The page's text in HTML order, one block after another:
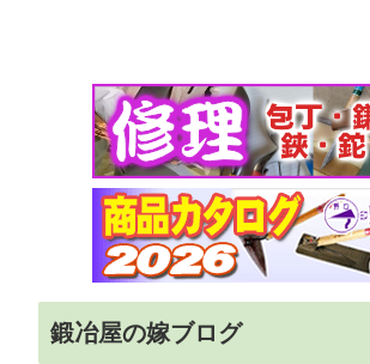
鍛冶屋の嫁ブログ